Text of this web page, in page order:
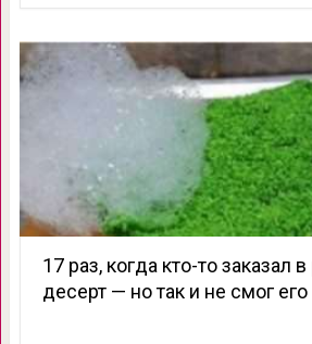
17 раз, когда кто-то заказал
десерт — но так и не смог